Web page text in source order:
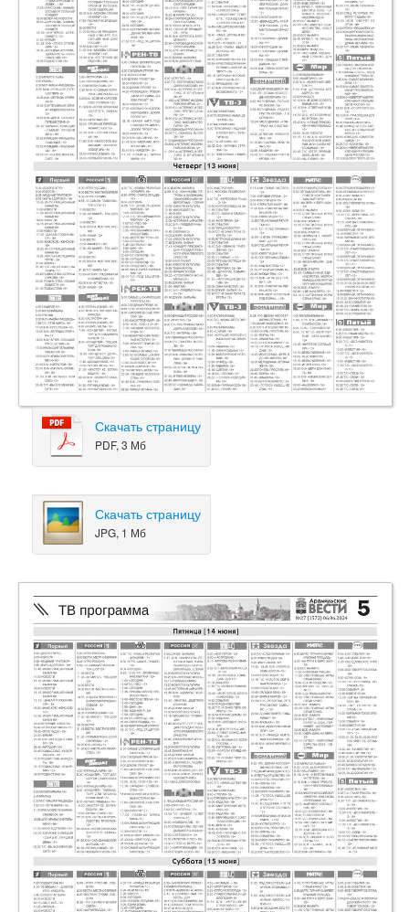
Скачать страницу
PDF, 3 Мб
Скачать страницу
JPG, 1 Мб